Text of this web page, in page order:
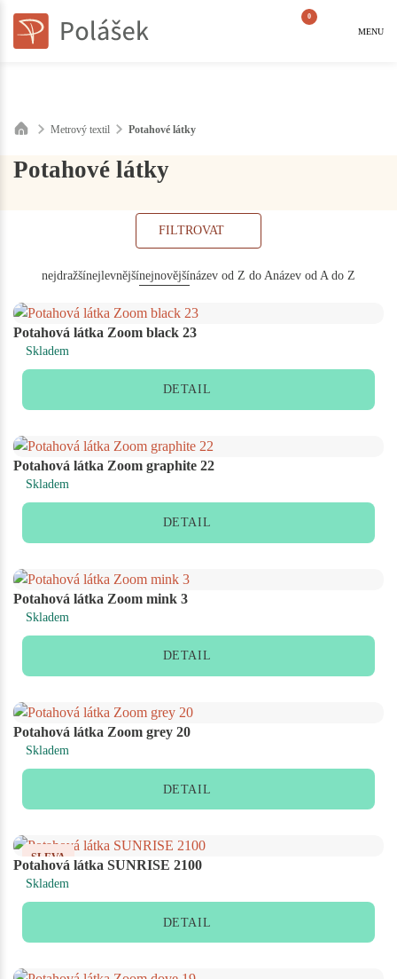
0
MENU
Metrový textil Potahové látky
Potahové látky
FILTROVAT
nejdražšínejlevnějšínejnovějšínázev od Z do Anázev od A do Z
Potahová látka Zoom black 23
Skladem
DETAIL
Potahová látka Zoom graphite 22
Skladem
DETAIL
Potahová látka Zoom mink 3
Skladem
DETAIL
Potahová látka Zoom grey 20
Skladem
DETAIL
SLEVA
Potahová látka SUNRISE 2100
Skladem
DETAIL